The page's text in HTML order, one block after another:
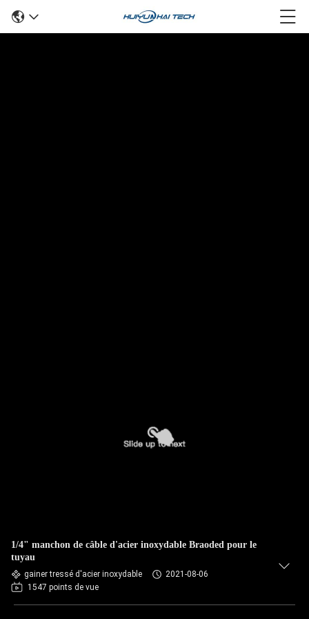
1/4" manchon de câble d'acier inoxydable Braoded pour le
tuyau
gainer tressé d'acier inoxydable
2021-08-06
1547 points de vue